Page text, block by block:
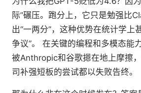
际”碾压。跑分上，它只是勉强比
出“一两分”，这种优势在统计学上
争议”。 在关键的编程和多模态能
被Anthropic和谷歌摁在地上摩擦
司补强短板的尝试都以失败告终。